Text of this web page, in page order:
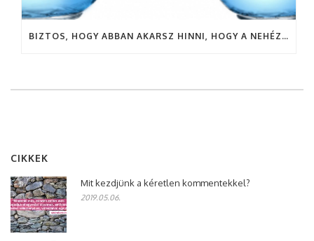
BIZTOS, HOGY ABBAN AKARSZ HINNI, HOGY A NEHÉZSÉG MEGERŐSÍT?
CIKKEK
Mit kezdjünk a kéretlen kommentekkel?
2019.05.06.